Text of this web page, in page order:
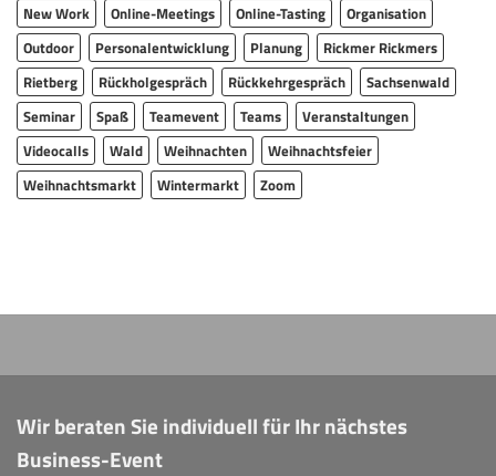
New Work
Online-Meetings Online-Tasting
Organisation
Outdoor
Personalentwicklung Planung
Rickmer Rickmers
Rietberg
Rückholgespräch Rückkehrgespräch
Sachsenwald
Seminar
Spaß Teamevent Teams
Veranstaltungen
Videocalls
Wald Weihnachten
Weihnachtsfeier
Weihnachtsmarkt
Wintermarkt Zoom
Wir beraten Sie individuell für Ihr nächstes
Business-Event